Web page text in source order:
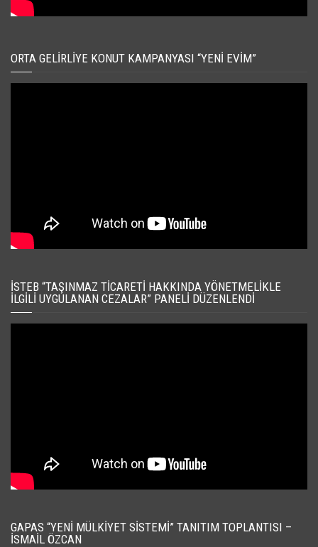
ORTA GELIRLIYE KONUT KAMPANYASI “YENI EVIM”
İSTEB “TAŞINMAZ TICARETI HAKKINDA YÖNETMELIKLE
İLGILI UYGULANAN CEZALAR” PANELI DÜZENLENDI
GAPAS “YENI MÜLKIYET SISTEMI” TANITIM TOPLANTISI –
İSMAIL ÖZCAN